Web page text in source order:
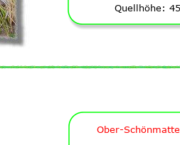
Quellhöhe:
Ober-